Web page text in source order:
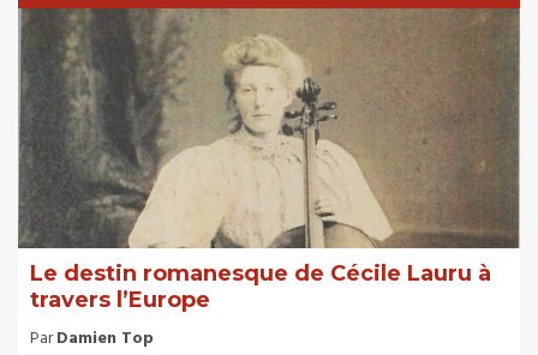
Le destin romanesque de Cécile Lauru à
travers l’Europe
ParDamien Top